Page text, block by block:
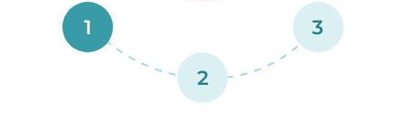
1
2
3